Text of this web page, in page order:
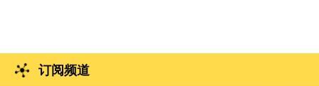
订阅频道